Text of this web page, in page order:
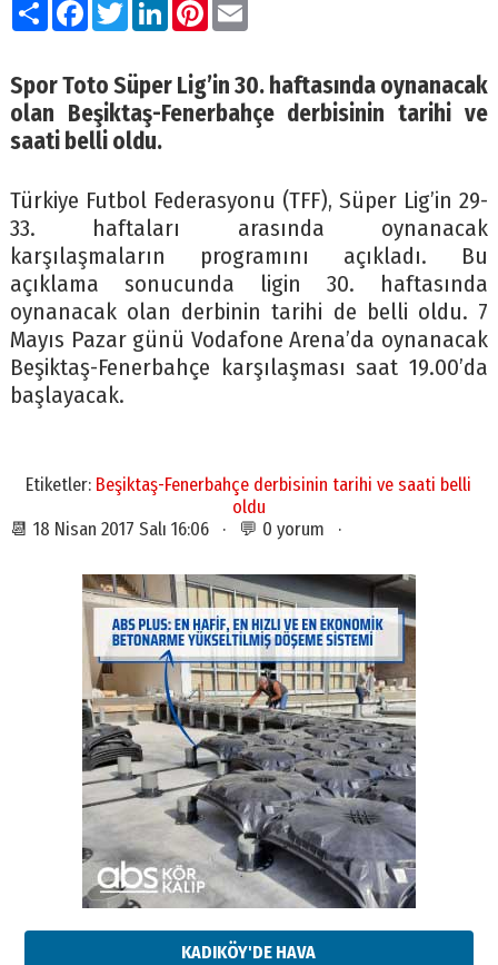
Spor Toto Süper Lig’in 30. haftasında oynanacak
olan Beşiktaş-Fenerbahçe derbisinin tarihi ve
saati belli oldu.
Türkiye Futbol Federasyonu (TFF), Süper Lig’in 29-
33. haftaları arasında oynanacak
karşılaşmaların programını açıkladı. Bu
açıklama sonucunda ligin 30. haftasında
oynanacak olan derbinin tarihi de belli oldu. 7
Mayıs Pazar günü Vodafone Arena’da oynanacak
Beşiktaş-Fenerbahçe karşılaşması saat 19.00’da
başlayacak.
Etiketler: Beşiktaş-Fenerbahçe derbisinin tarihi ve saati belli
oldu
📆 18 Nisan 2017 Salı 16:06 · 💬 0 yorum ·
KADIKÖY'DE HAVA